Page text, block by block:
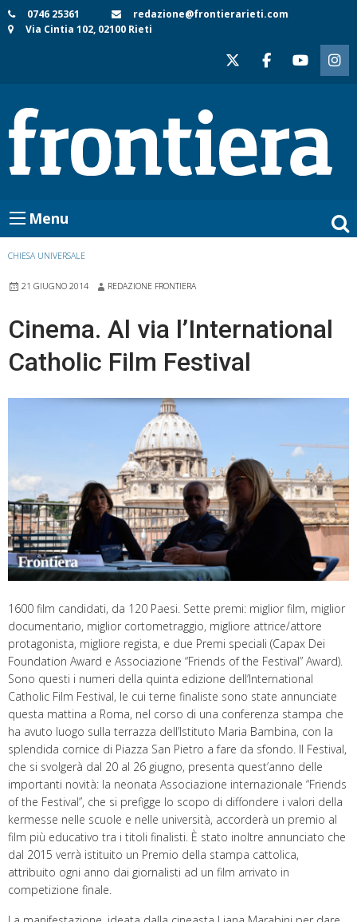
Skip
to
0746 25361
redazione@frontierarieti.com
Via Cintia 102, 02100 Rieti
Menu
CHIESA UNIVERSALE
21 GIUGNO 2014 REDAZIONE FRONTIERA
Cinema. Al via l’International
Catholic Film Festival
1600 film candidati, da 120 Paesi. Sette premi: miglior film, miglior
documentario, miglior cortometraggio, migliore attrice/attore
protagonista, migliore regista, e due Premi speciali (Capax Dei
Foundation Award e Associazione “Friends of the Festival” Award).
Sono questi i numeri della quinta edizione dell’International
Catholic Film Festival, le cui terne finaliste sono state annunciate
questa mattina a Roma, nel corso di una conferenza stampa che
ha avuto luogo sulla terrazza dell’Istituto Maria Bambina, con la
splendida cornice di Piazza San Pietro a fare da sfondo. Il Festival,
che si svolgerà dal 20 al 26 giugno, presenta quest’anno delle
importanti novità: la neonata Associazione internazionale “Friends
of the Festival”, che si prefigge lo scopo di diffondere i valori della
kermesse nelle scuole e nelle università, accorderà un premio al
film più educativo tra i titoli finalisti. È stato inoltre annunciato che
dal 2015 verrà istituito un Premio della stampa cattolica,
attribuito ogni anno dai giornalisti ad un film arrivato in
competizione finale.